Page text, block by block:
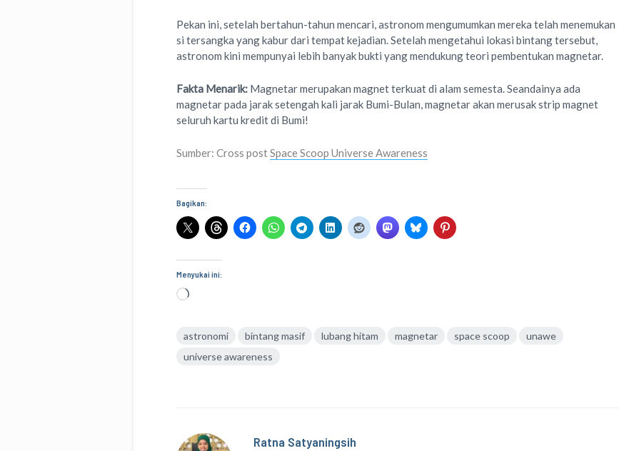
Pekan ini, setelah bertahun-tahun mencari, astronom mengumumkan mereka telah menemukan
si tersangka yang kabur dari tempat kejadian. Setelah mengetahui lokasi bintang tersebut,
astronom kini mempunyai lebih banyak bukti yang mendukung teori pembentukan magnetar.
Fakta Menarik: Magnetar merupakan magnet terkuat di alam semesta. Seandainya ada
magnetar pada jarak setengah kali jarak Bumi-Bulan, magnetar akan merusak strip magnet
seluruh kartu kredit di Bumi!
Sumber: Cross postSpace Scoop Universe Awareness
Bagikan:
Menyukai ini:
Memuat...
astronomi bintang masif lubang hitam magnetar space scoop
unawe
universe awareness
Ratna Satyaningsih